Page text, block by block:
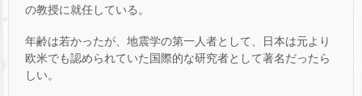
の教授に就任している。
年齢は若かったが、地震学の第一人者として、日本は元より
欧米でも認められていた国際的な研究者として著名だったら
しい。